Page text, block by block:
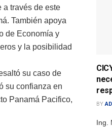
a través de este
También apoya
de Economía y
y la posibilidad
su caso de
su confianza en
Panamá Pacifico,
BY
Ing.